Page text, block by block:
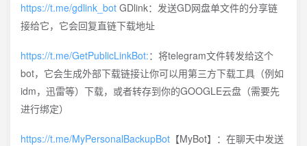
https://t.me/gdlink_bot GDlink：发送GD网盘单文件的分享链
接给它，它会回复直链下载地址
https://t.me/GetPublicLinkBot:：将telegram文件转发给这个
bot，它会生成外部下载链接让你可以用第三方下载工具（例如
idm，迅雷等）下载，或者转存到你的GOOGLE云盘（需要先
进行绑定）
https://t.me/MyPersonalBackupBot 【MyBot】：在聊天中发送